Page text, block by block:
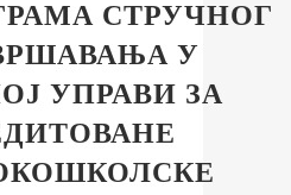
СТРУЧНОГ
У
УПРАВИ ЗА